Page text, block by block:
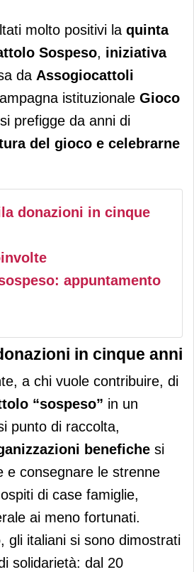
“Giocattolo
donati 54mila
molto positivi la quinta
Sospeso, iniziativa
da Assogiocattoli
istituzionale Gioco
prefigge da anni di
del gioco e celebrarne
donazioni in cinque
appuntamento
in cinque anni
a chi vuole contribuire, di
“sospeso” in un
punto di raccolta,
benefiche si
e consegnare le strenne
di case famiglie,
ai meno fortunati.
gli italiani si sono dimostrati
solidarietà: dal 20